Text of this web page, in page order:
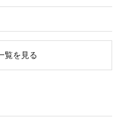
覧を見る